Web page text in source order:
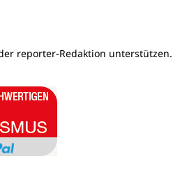
reporter-Redaktion unterstützen.